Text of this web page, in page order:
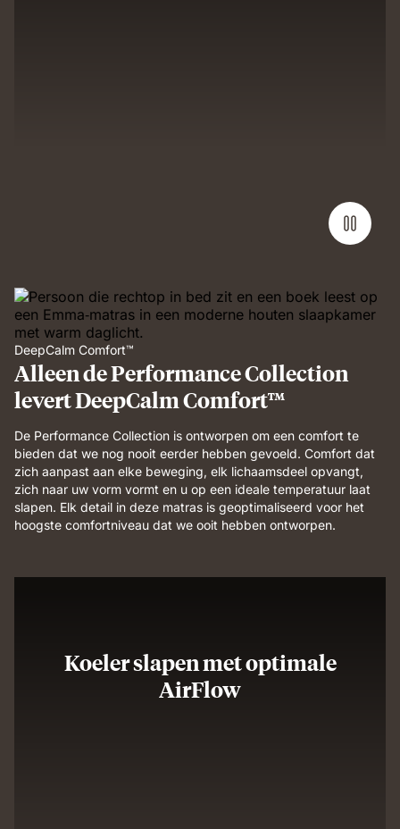
DeepCalm Comfort™
Alleen de Performance Collection
levert DeepCalm Comfort™
De Performance Collection is ontworpen om een comfort te
bieden dat we nog nooit eerder hebben gevoeld. Comfort dat
zich aanpast aan elke beweging, elk lichaamsdeel opvangt,
zich naar uw vorm vormt en u op een ideale temperatuur laat
slapen. Elk detail in deze matras is geoptimaliseerd voor het
hoogste comfortniveau dat we ooit hebben ontworpen.
Koeler slapen met optimale
AirFlow